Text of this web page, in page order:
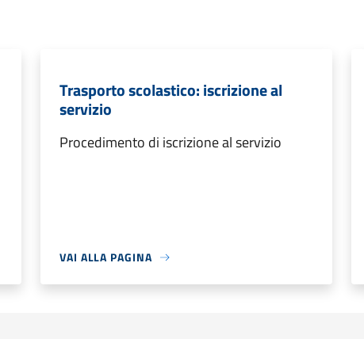
Trasporto scolastico: iscrizione al
servizio
Procedimento di iscrizione al servizio
VAI ALLA PAGINA